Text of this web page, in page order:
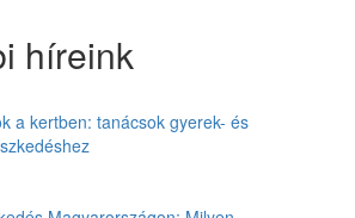
híreink
a kertben: tanácsok gyerek- és